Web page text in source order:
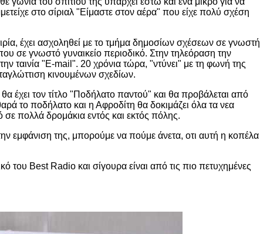
στο σίριαλ "Είμαστε στον αέρα" που είχε πολύ σχέση
έχει ασχοληθεί με το τμήμα δημοσίων σχέσεων σε γνωστή
σε γνωστό γυναικείο περιοδικό. Στην τηλεόραση την
ταινία "E-mail". 20 χρόνια τώρα, "ντύνει" με τη φωνή της
κινουμένων σχεδίων.
έχει τον τίτλο "Ποδήλατο παντού" και θα προβάλεται από
το ποδήλατο και η Αφροδίτη θα δοκιμάζει όλα τα νεα
πολλά δρομάκια εντός και εκτός πόλης.
εμφάνιση της, μπορούμε να πούμε άνετα, οτι αυτή η κοπέλα
του Best Radio και σίγουρα είναι από τις πιο πετυχημένες